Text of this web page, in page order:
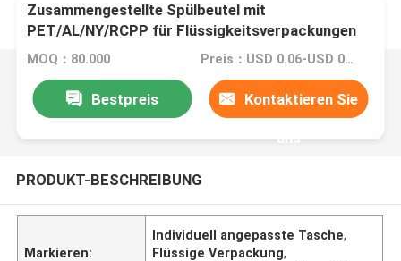
Zusammengestellte Spülbeutel mit
PET/AL/NY/RCPP für Flüssigkeitsverpackungen
MOQ：80.000 Preis：USD 0.06-USD 0.15
Bestpreis Kontaktieren Sie
uns
PRODUKT-BESCHREIBUNG
Markieren:
Individuell angepasste Tasche,
Flüssige Verpackung,